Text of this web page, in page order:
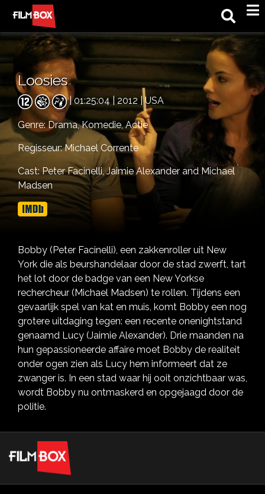
Loosies
| 01:25:04 | 2012 | USA
Genre:Drama,Komedie,Actie
Regisseur: Michael Corrente
Cast:Peter Facinelli,Jaimie Alexander and Michael
Madsen
Bobby (Peter Facinelli), een zakkenroller uit New
York die als beurshandelaar door de stad zwerft, tart
het lot door de badge van een New Yorkse
rechercheur (Michael Madsen) te rollen. Tijdens een
gevaarlijk spel van kat en muis, komt Bobby een nog
grotere uitdaging tegen: een recente onenightstand
genaamd Lucy (Jaimie Alexander). Drie maanden na
hun gepassioneerde affaire moet Bobby de realiteit
onder ogen zien als Lucy hem informeert dat ze
zwanger is. In een stad waar hij ooit onzichtbaar was,
wordt Bobby nu ontmaskerd en opgejaagd door de
politie.